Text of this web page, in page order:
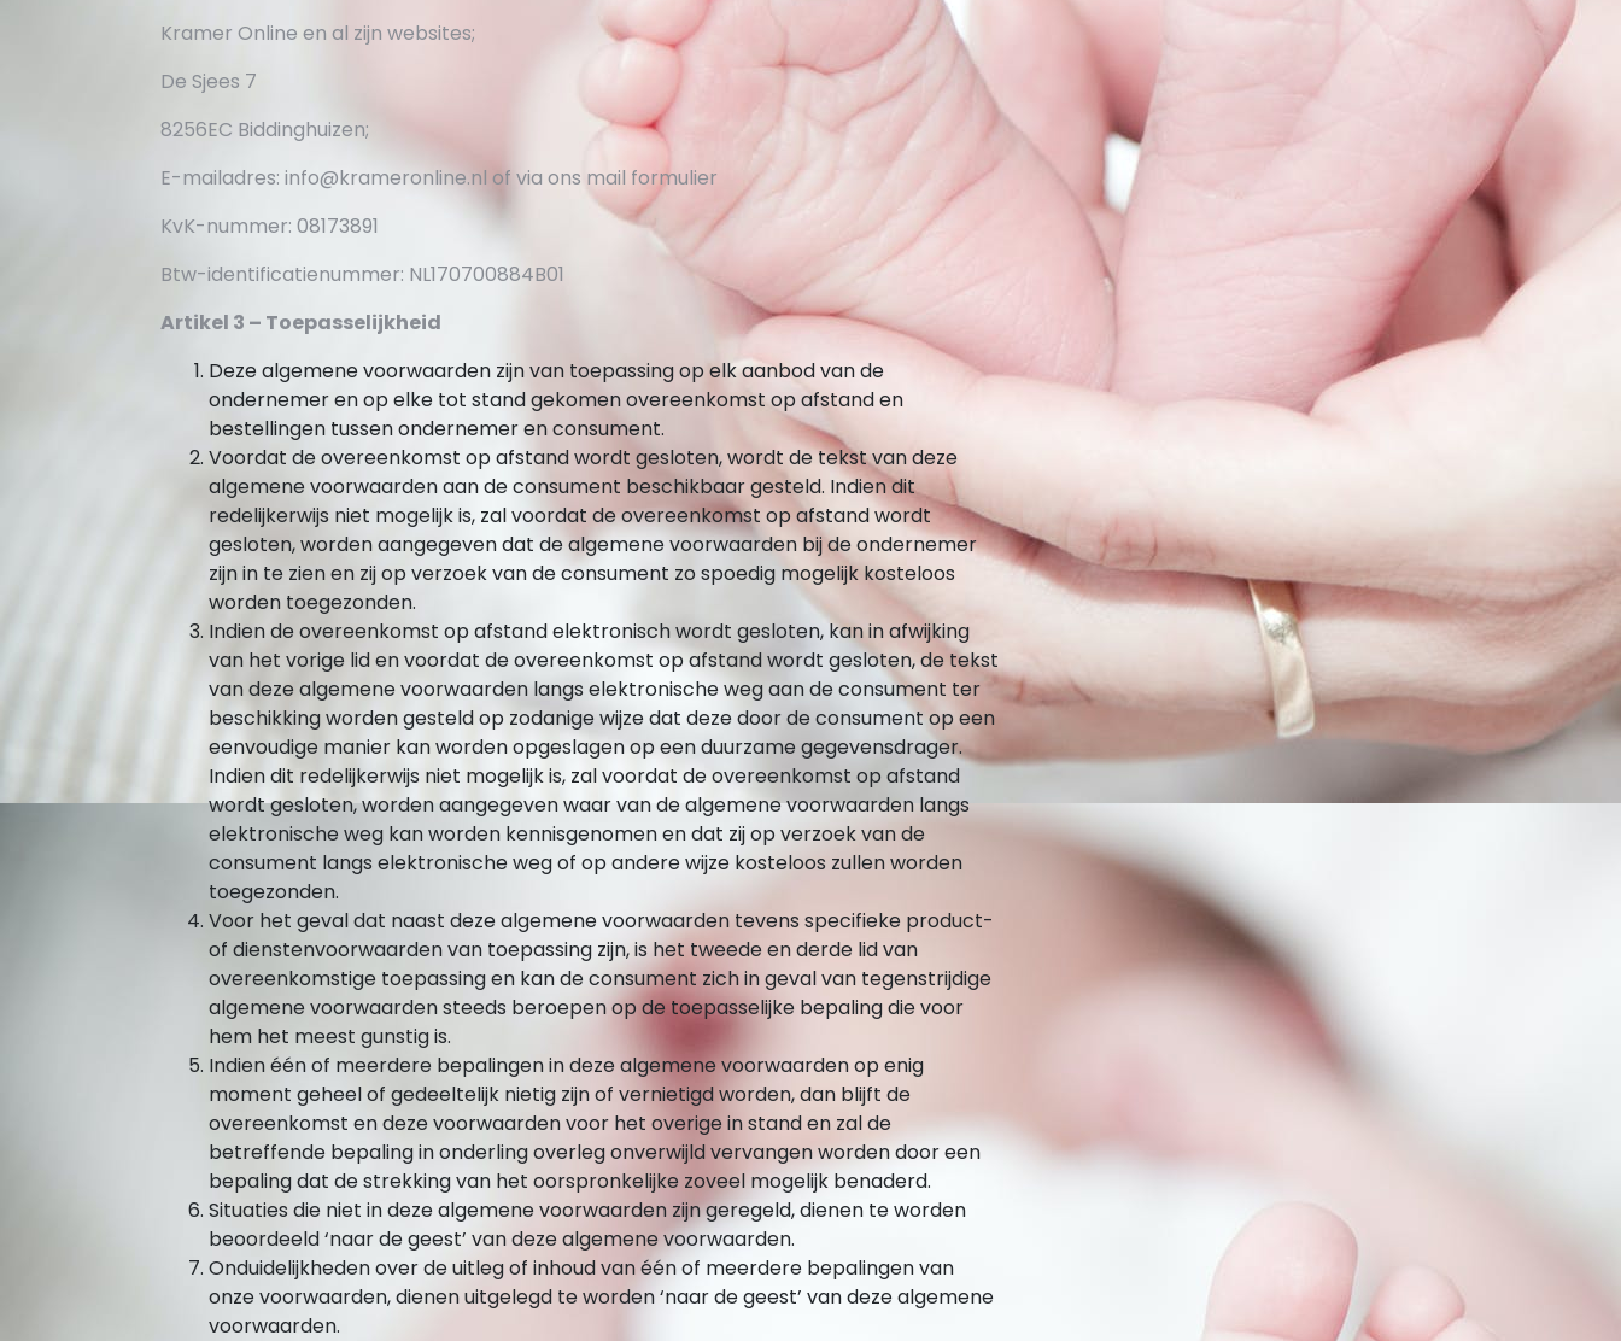
Kramer Online en al zijn websites;
De Sjees 7
8256EC Biddinghuizen;
E-mailadres: info@krameronline.nl of via ons mail formulier
KvK-nummer: 08173891
Btw-identificatienummer: NL170700884B01
Artikel 3 – Toepasselijkheid
Deze algemene voorwaarden zijn van toepassing op elk aanbod van de
ondernemer en op elke tot stand gekomen overeenkomst op afstand en
bestellingen tussen ondernemer en consument.
Voordat de overeenkomst op afstand wordt gesloten, wordt de tekst van deze
algemene voorwaarden aan de consument beschikbaar gesteld. Indien dit
redelijkerwijs niet mogelijk is, zal voordat de overeenkomst op afstand wordt
gesloten, worden aangegeven dat de algemene voorwaarden bij de ondernemer
zijn in te zien en zij op verzoek van de consument zo spoedig mogelijk kosteloos
worden toegezonden.
Indien de overeenkomst op afstand elektronisch wordt gesloten, kan in afwijking
van het vorige lid en voordat de overeenkomst op afstand wordt gesloten, de tekst
van deze algemene voorwaarden langs elektronische weg aan de consument ter
beschikking worden gesteld op zodanige wijze dat deze door de consument op een
eenvoudige manier kan worden opgeslagen op een duurzame gegevensdrager.
Indien dit redelijkerwijs niet mogelijk is, zal voordat de overeenkomst op afstand
wordt gesloten, worden aangegeven waar van de algemene voorwaarden langs
elektronische weg kan worden kennisgenomen en dat zij op verzoek van de
consument langs elektronische weg of op andere wijze kosteloos zullen worden
toegezonden.
Voor het geval dat naast deze algemene voorwaarden tevens specifieke product-
of dienstenvoorwaarden van toepassing zijn, is het tweede en derde lid van
overeenkomstige toepassing en kan de consument zich in geval van tegenstrijdige
algemene voorwaarden steeds beroepen op de toepasselijke bepaling die voor
hem het meest gunstig is.
Indien één of meerdere bepalingen in deze algemene voorwaarden op enig
moment geheel of gedeeltelijk nietig zijn of vernietigd worden, dan blijft de
overeenkomst en deze voorwaarden voor het overige in stand en zal de
betreffende bepaling in onderling overleg onverwijld vervangen worden door een
bepaling dat de strekking van het oorspronkelijke zoveel mogelijk benaderd.
Situaties die niet in deze algemene voorwaarden zijn geregeld, dienen te worden
beoordeeld ‘naar de geest’ van deze algemene voorwaarden.
Onduidelijkheden over de uitleg of inhoud van één of meerdere bepalingen van
onze voorwaarden, dienen uitgelegd te worden ‘naar de geest’ van deze algemene
voorwaarden.